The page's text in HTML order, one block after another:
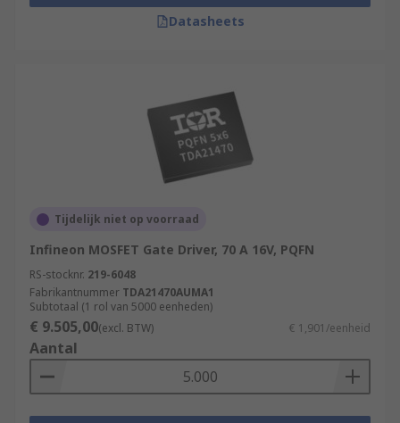
Datasheets
Tijdelijk niet op voorraad
Infineon MOSFET Gate Driver, 70 A 16V, PQFN
RS-stocknr. 219-6048
Fabrikantnummer TDA21470AUMA1
Subtotaal (1 rol van 5000 eenheden)
€ 9.505,00(excl. BTW) € 1,901/eenheid
Aantal